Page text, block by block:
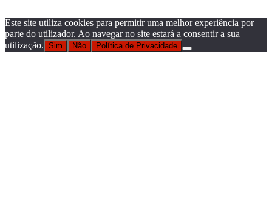
Este site utiliza cookies para permitir uma melhor experiência por
parte do utilizador. Ao navegar no site estará a consentir a sua
utilização. Sim Não Política de Privacidade